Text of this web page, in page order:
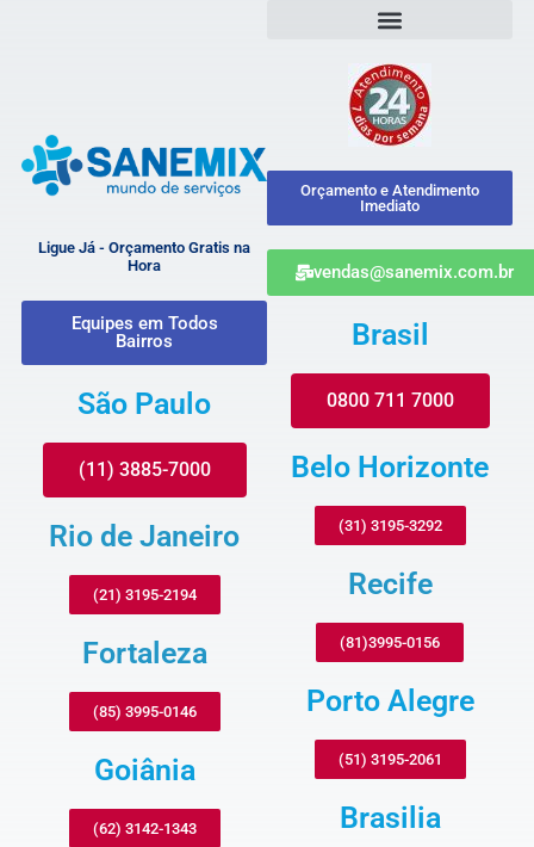
Ligue Já - Orçamento Gratis na
Hora
Equipes em Todos
Bairros
São Paulo
(11) 3885-7000
Rio de Janeiro
(21) 3195-2194
Fortaleza
(85) 3995-0146
Goiânia
(62) 3142-1343
Orçamento e Atendimento
Imediato
vendas@sanemix.com.br
Brasil
0800 711 7000
Belo Horizonte
(31) 3195-3292
Recife
(81)3995-0156
Porto Alegre
(51) 3195-2061
Brasilia